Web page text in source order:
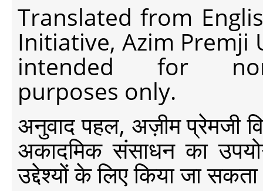
Translated from
Initiative, Azim Premji
intended for non-
purposes only.
अनुवाद पहल, अज़ीम प्रेमजी
अकादमिक संसाधन का
उद्देश्यों के लिए किया जा